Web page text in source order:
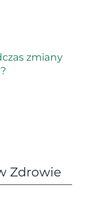
zmiany
Zdrowie